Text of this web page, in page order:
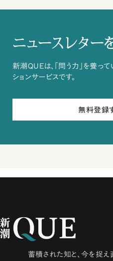
ニュースレター
新潮QUEは、「問う力」を養っ
ションサービスです。
無料登録
蓄積された知と、今を捉え